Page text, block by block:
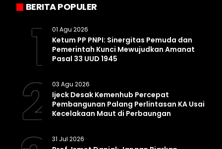
BERITA POPULER
1 01 Agu 2026
Ketum PP PNPI: Sinergitas Pemuda dan
Pemerintah Kunci Mewujudkan Amanat
Pasal 33 UUD 1945
2 03 Agu 2026
Ijeck Desak Kemenhub Percepat
Pembangunan Palang Perlintasan KA Usai
Kecelakaan Maut di Perbaungan
31 Jul 2026